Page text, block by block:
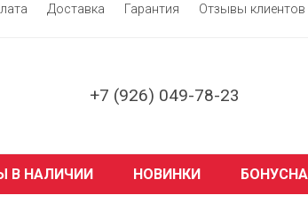
Доставка Гарантия
Отзывы клиентов
+7 (926) 049-78-23
В НАЛИЧИИ НОВИНКИ